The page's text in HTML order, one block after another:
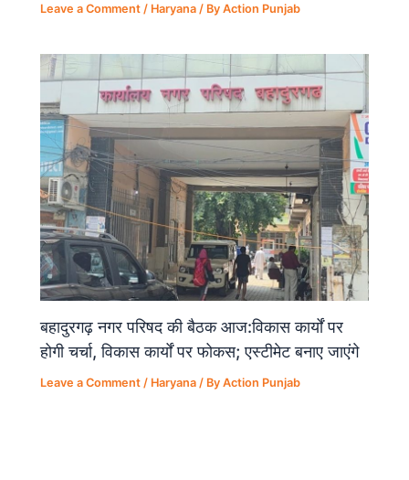
Leave a Comment / Haryana / ByAction Punjab
बहादुरगढ़ नगर परिषद की बैठक आज:विकास कार्यों पर
होगी चर्चा, विकास कार्यों पर फोकस; एस्टीमेट बनाए जाएंगे
Leave a Comment / Haryana / ByAction Punjab